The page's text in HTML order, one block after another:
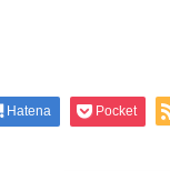
Hatena Pocket